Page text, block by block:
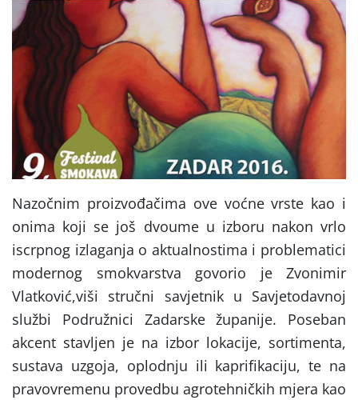
Nazočnim proizvođačima ove voćne vrste kao i
onima koji se još dvoume u izboru nakon vrlo
iscrpnog izlaganja o aktualnostima i problematici
modernog smokvarstva govorio je Zvonimir
Vlatković,viši stručni savjetnik u Savjetodavnoj
službi Podružnici Zadarske županije. Poseban
akcent stavljen je na izbor lokacije, sortimenta,
sustava uzgoja, oplodnju ili kaprifikaciju, te na
pravovremenu provedbu agrotehničkih mjera kao